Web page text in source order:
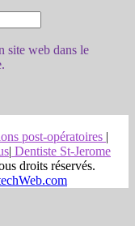
site web dans le
post-opératoires |
| Dentiste St-Jerome
droits réservés.